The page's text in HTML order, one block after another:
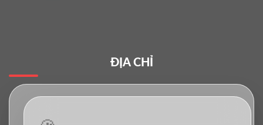
ĐỊA CHỈ